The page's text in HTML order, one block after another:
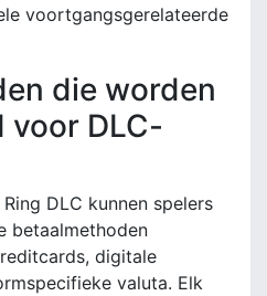
voortgangsgerelateerde
die worden
voor DLC-
DLC kunnen spelers
betaalmethoden
digitale
valuta. Elk